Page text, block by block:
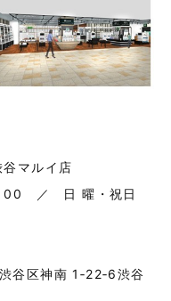
マルイ店
00 ／ 日 曜・祝日
区神南 1‐22‐6渋谷